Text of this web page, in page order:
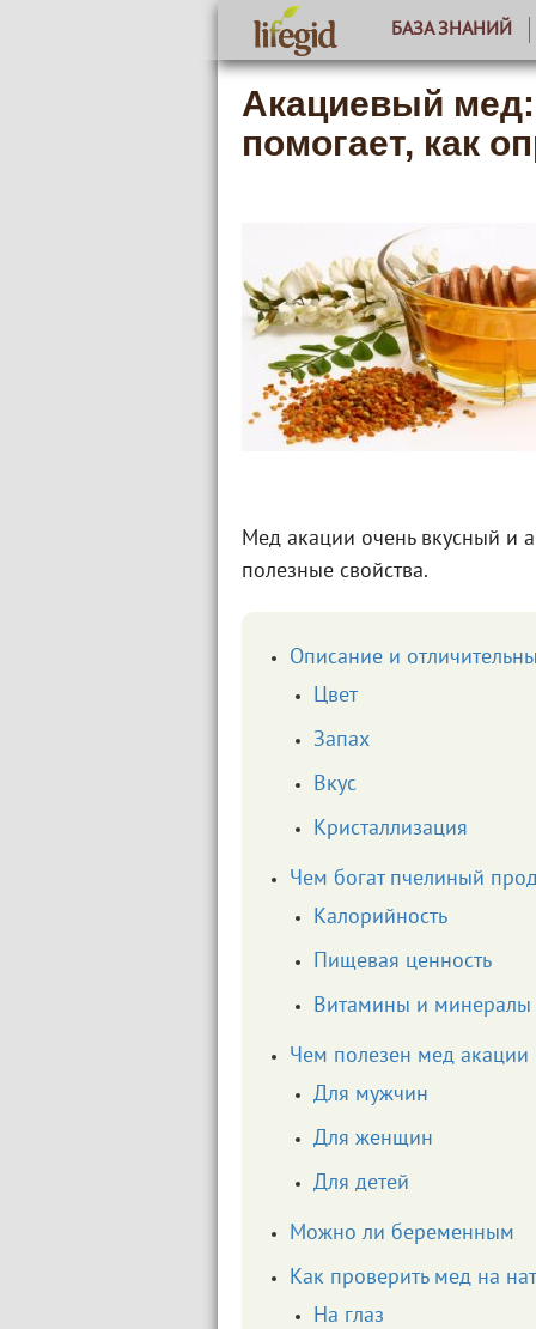
БАЗА ЗНАНИЙ
Акациевый мед:
помогает, как
Мед акации очень вкусный и
полезные свойства.
Описание и
Цвет
Запах
Вкус
Кристаллизация
Чем богат пчелиный
Калорийность
Пищевая ценность
Витамины и минералы
Чем полезен мед акации
Для мужчин
Для женщин
Для детей
Можно ли беременным
Как проверить мед на
На глаз